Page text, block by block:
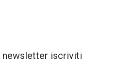
newsletter iscriviti